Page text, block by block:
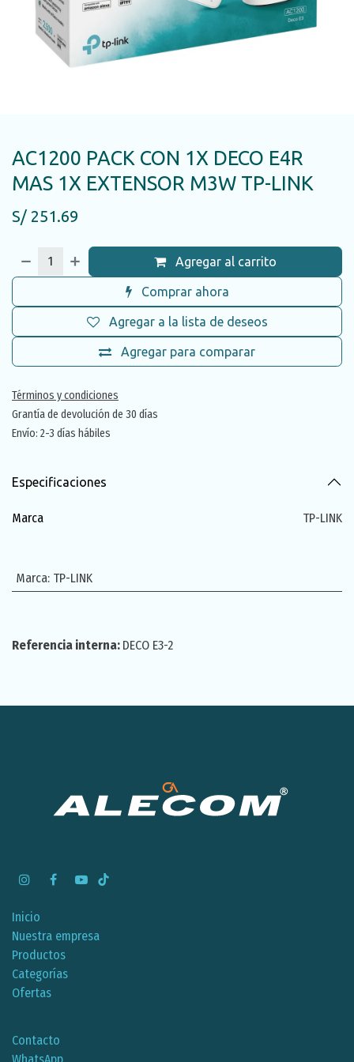
AC1200 PACK CON 1X DECO E4R
MAS 1X EXTENSOR M3W TP-LINK
S/ 251.69
Agregar al carrito
Comprar ahora
Agregar para comparar
Agregar a la lista de deseos
Términos y condiciones
Grantía de devolución de 30 días
Envío: 2-3 días hábiles
Especificaciones
Marca TP-LINK
Marca: TP-LINK
Referencia interna: DECO E3-2
Inicio
Nuestra empresa
Productos
Categorías
Ofertas
Contacto